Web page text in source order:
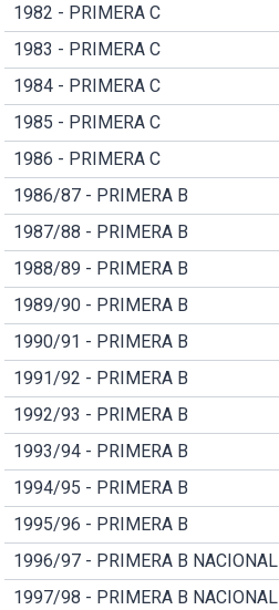
1982 - PRIMERA C
1983 - PRIMERA C
1984 - PRIMERA C
1985 - PRIMERA C
1986 - PRIMERA C
1986/87 - PRIMERA B
1987/88 - PRIMERA B
1988/89 - PRIMERA B
1989/90 - PRIMERA B
1990/91 - PRIMERA B
1991/92 - PRIMERA B
1992/93 - PRIMERA B
1993/94 - PRIMERA B
1994/95 - PRIMERA B
1995/96 - PRIMERA B
1996/97 - PRIMERA B NACIONAL
1997/98 - PRIMERA B NACIONAL